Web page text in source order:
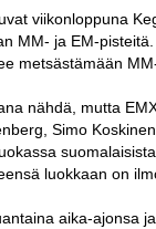
viikonloppuna
MM- ja EM-
metsästämään
nähdä, mutta
Simo
luokkaan on
aika-ajonsa